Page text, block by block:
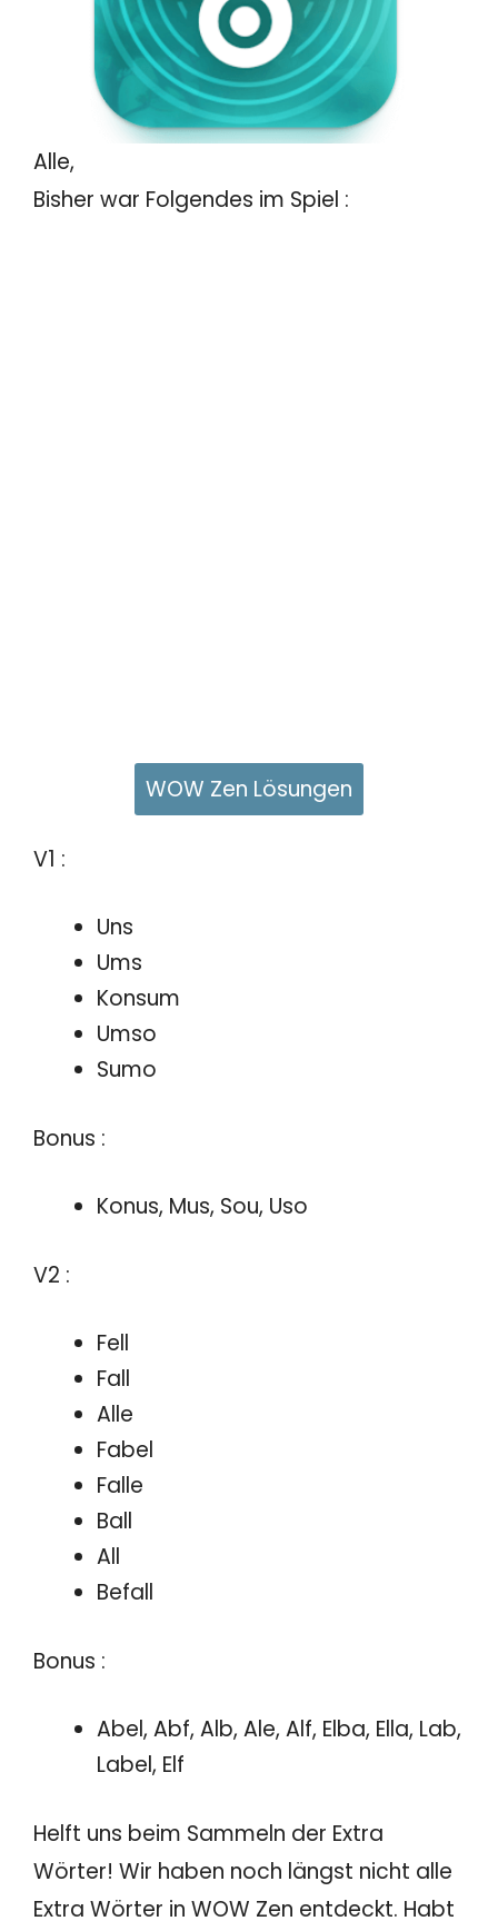
Alle,
Bisher war Folgendes im Spiel :
WOW Zen Lösungen
V1 :
Uns
Ums
Konsum
Umso
Sumo
Bonus :
Konus, Mus, Sou, Uso
V2 :
Fell
Fall
Alle
Fabel
Falle
Ball
All
Befall
Bonus :
Abel, Abf, Alb, Ale, Alf, Elba, Ella, Lab,
Label, Elf
Helft uns beim Sammeln der Extra
Wörter! Wir haben noch längst nicht alle
Extra Wörter in WOW Zen entdeckt. Habt